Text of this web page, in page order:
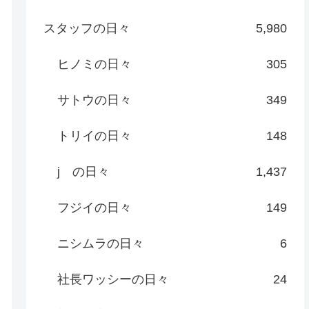
スタッフの日々 5,980
ヒノミの日々 305
サトウの日々 349
トリイの日々 148
j の日々 1,437
フジイの日々 149
ニシムラの日々 6
社長ワッシーの日々 24